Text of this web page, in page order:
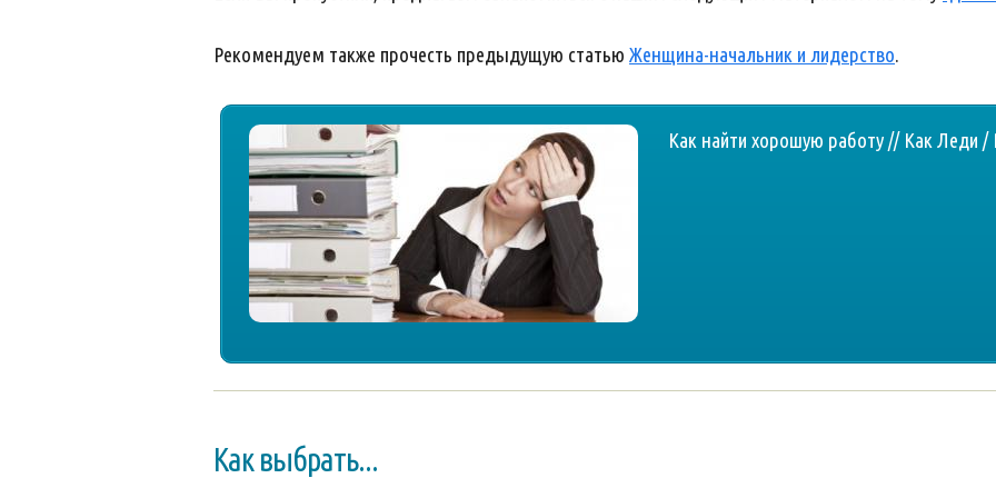
Рекомендуем также прочесть предыдущую статью Женщина-начальник и лидерство.
Как найти хорошую работу // Как Леди /
Как выбрать...